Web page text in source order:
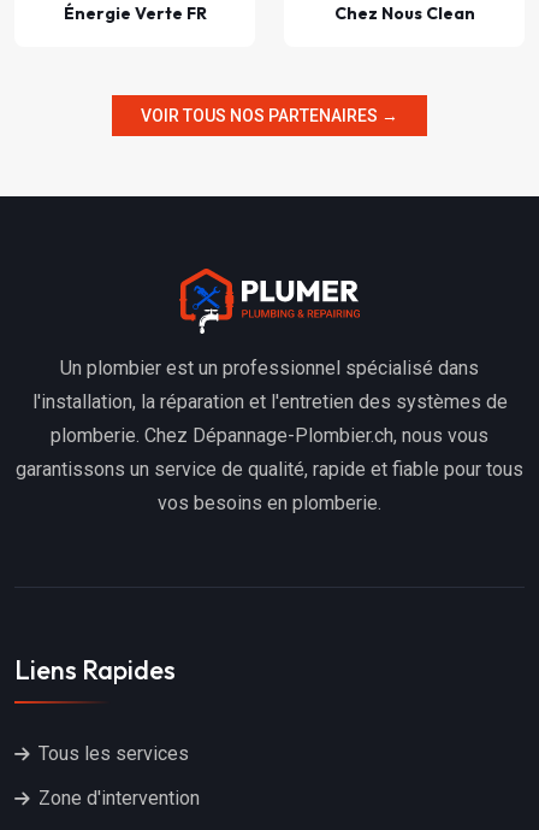
Énergie Verte FR Chez Nous Clean
VOIR TOUS NOS PARTENAIRES →
Un plombier est un professionnel spécialisé dans
l'installation, la réparation et l'entretien des systèmes de
plomberie. Chez Dépannage-Plombier.ch, nous vous
garantissons un service de qualité, rapide et fiable pour tous
vos besoins en plomberie.
Liens Rapides
Tous les services
Zone d'intervention